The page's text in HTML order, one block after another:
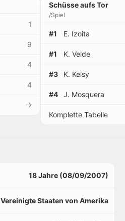
1
9
4
4
Schüsse aufs Tor
/Spiel
#1 E. Izoita
#1 K. Velde
#3 K. Kelsy
#4 J. Mosquera
Komplette Tabelle
18 Jahre (08/09/2007)
Vereinigte Staaten von Amerika